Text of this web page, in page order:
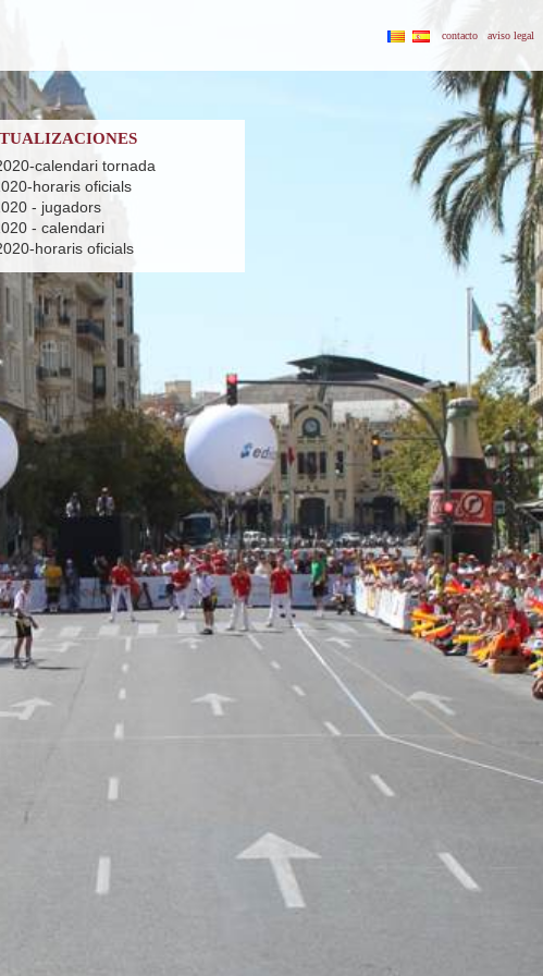
contacto aviso legal
calendari tornada
horaris oficials
- jugadors
- calendari
horaris oficials